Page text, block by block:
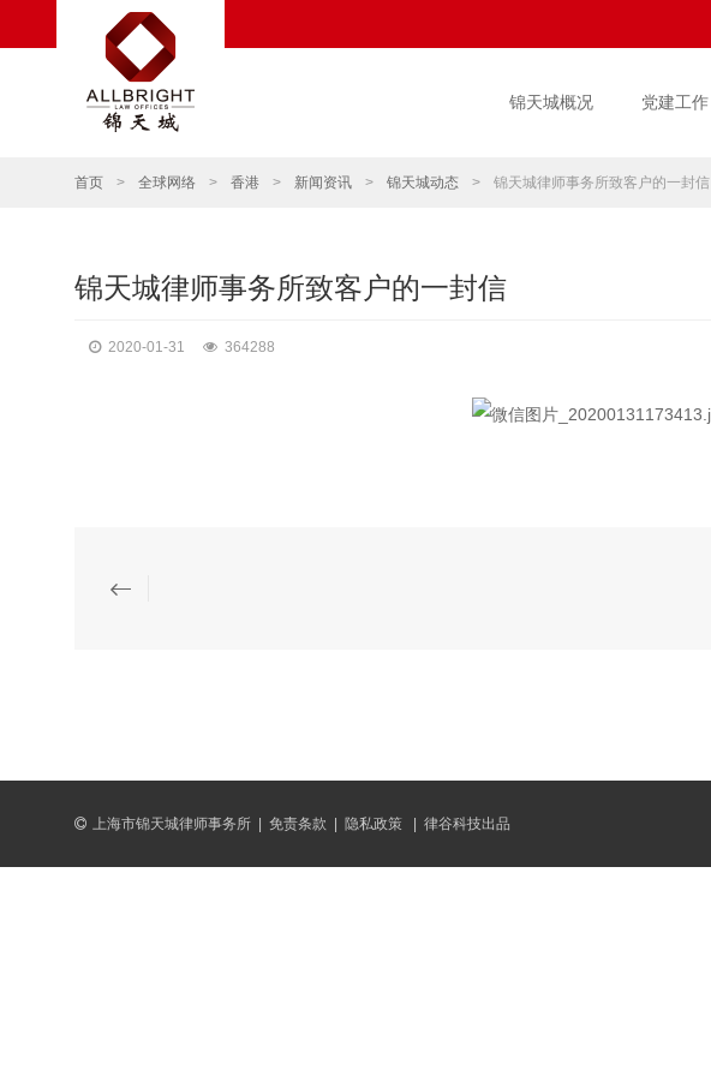
锦天城概况 党建工作
首页 > 全球网络 > 香港 > 新闻资讯 > 锦天城动态 > 锦天城律师事务所致客户的一封信
锦天城律师事务所致客户的一封信
2020-01-31 364288
上海市锦天城律师事务所 免责条款 隐私政策 律谷科技出品